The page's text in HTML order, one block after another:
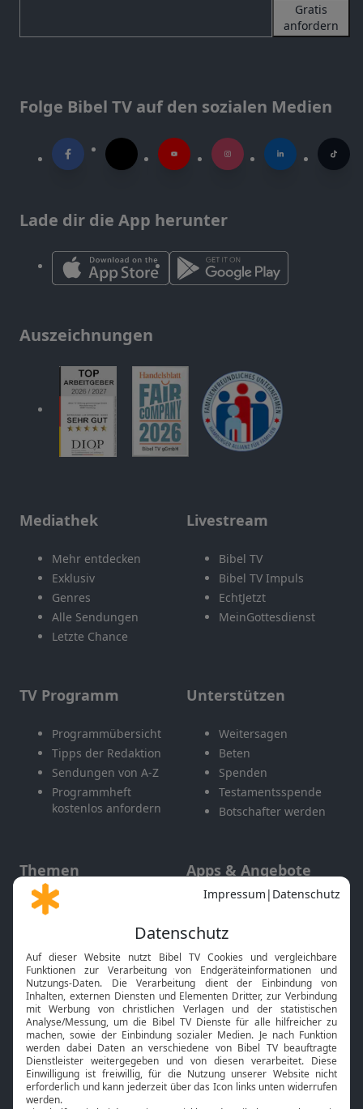
Gratis
anfordern
Folge Bibel TV auf den sozialen Medien
Lade dir die App herunter
Auszeichnungen
Mediathek
Mehr entdecken
Exklusiv
Genres
Alle Sendungen
Letzte Chance
Livestream
Bibel TV
Bibel TV Impuls
EchtJetzt
MeinGottesdienst
TV Programm
Programmübersicht
Tipps der Redaktion
Sendungen von A-Z
Programmheft
kostenlos anfordern
Unterstützen
Weitersagen
Beten
Spenden
Testamentsspende
Botschafter werden
Themen
Gott und Bibel erklärt
Neuigkeiten
Apps & Angebote
Mobile App
Smart TV
HbbTV
Bibelthek Online-Bibel
Nächster Gottesdienst
Bibel TV Service